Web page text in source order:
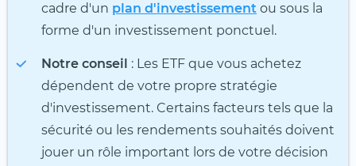
cadre d'un plan d'investissement ou sous la
forme d'un investissement ponctuel.
Notre conseil : Les ETF que vous achetez
dépendent de votre propre stratégie
d'investissement. Certains facteurs tels que la
sécurité ou les rendements souhaités doivent
jouer un rôle important lors de votre décision